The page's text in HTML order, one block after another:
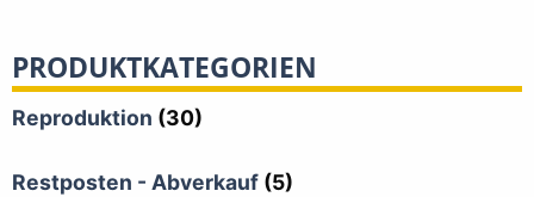
PRODUKTKATEGORIEN
Reproduktion (30)
Restposten - Abverkauf (5)